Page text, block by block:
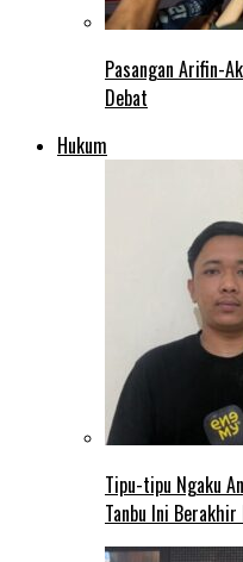
Pasangan Arifin-
Debat
Hukum
Tipu-tipu Ngaku
Tanbu Ini Berakhir